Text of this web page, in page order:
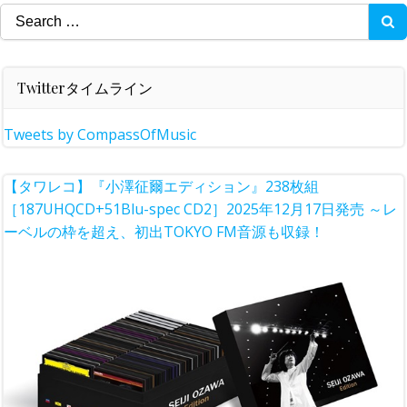
Search
for:
Twitterタイムライン
Tweets by CompassOfMusic
【タワレコ】『小澤征爾エディション』238枚組
［187UHQCD+51Blu-spec CD2］2025年12月17日発売 ～レ
ーベルの枠を超え、初出TOKYO FM音源も収録！